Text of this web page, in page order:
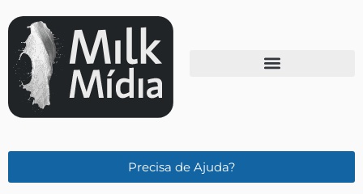
Precisa de Ajuda?